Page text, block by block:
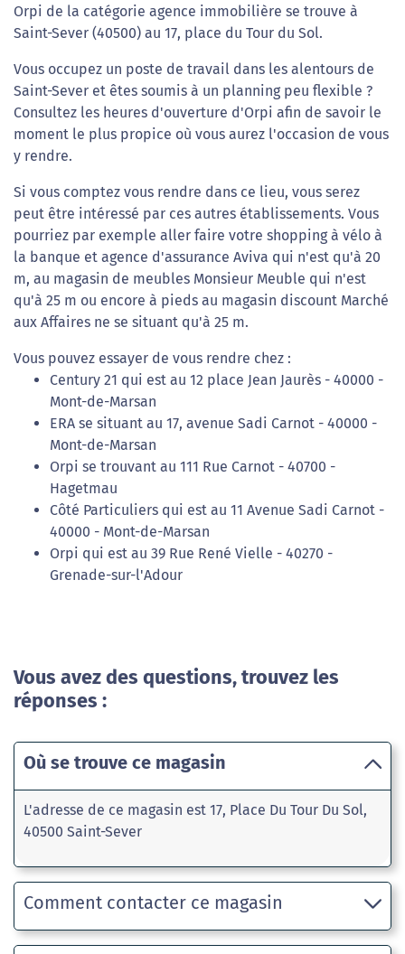
Orpi de la catégorie agence immobilière se trouve à
Saint-Sever (40500) au 17, place du Tour du Sol.
Vous occupez un poste de travail dans les alentours de
Saint-Sever et êtes soumis à un planning peu flexible ?
Consultez les heures d'ouverture d'Orpi afin de savoir le
moment le plus propice où vous aurez l'occasion de vous
y rendre.
Si vous comptez vous rendre dans ce lieu, vous serez
peut être intéressé par ces autres établissements. Vous
pourriez par exemple aller faire votre shopping à vélo à
la banque et agence d'assurance Aviva qui n'est qu'à 20
m, au magasin de meubles Monsieur Meuble qui n'est
qu'à 25 m ou encore à pieds au magasin discount Marché
aux Affaires ne se situant qu'à 25 m.
Vous pouvez essayer de vous rendre chez :
Century 21 qui est au 12 place Jean Jaurès - 40000 -
Mont-de-Marsan
ERA se situant au 17, avenue Sadi Carnot - 40000 -
Mont-de-Marsan
Orpi se trouvant au 111 Rue Carnot - 40700 -
Hagetmau
Côté Particuliers qui est au 11 Avenue Sadi Carnot -
40000 - Mont-de-Marsan
Orpi qui est au 39 Rue René Vielle - 40270 -
Grenade-sur-l'Adour
Vous avez des questions, trouvez les
réponses :
Où se trouve ce magasin
L'adresse de ce magasin est 17, Place Du Tour Du Sol,
40500 Saint-Sever
Comment contacter ce magasin